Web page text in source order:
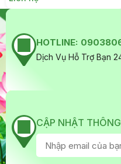
HOTLINE:
Dịch Vụ Hỗ Trợ Bạn
CẬP NHẬT